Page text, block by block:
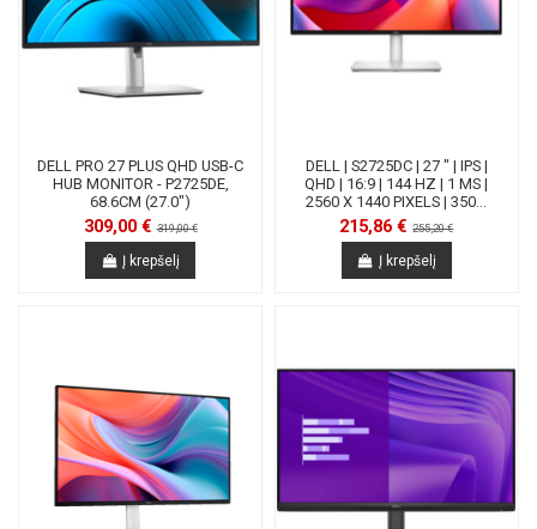
DELL PRO 27 PLUS QHD USB-C
HUB MONITOR - P2725DE,
68.6CM (27.0")
309,00 €319,00 €
Į krepšelį
DELL | S2725DC | 27 " | IPS |
QHD | 16:9 | 144 HZ | 1 MS |
2560 X 1440 PIXELS | 350...
215,86 €255,20 €
Į krepšelį